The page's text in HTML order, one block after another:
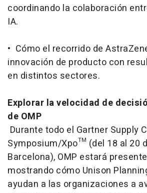
coordinando la colaboración
IA.
• Cómo el recorrido de
innovación de producto con
en distintos sectores.
Explorar la velocidad de
de OMP
Durante todo el Gartner Supply
Symposium/Xpo™ (del 18 al 20
Barcelona), OMP estará
mostrando cómo Unison
ayudan a las organizaciones a